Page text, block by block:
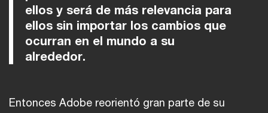
ellos y será de más relevancia para
ellos sin importar los cambios que
ocurran en el mundo a su
alrededor.
Entonces Adobe reorientó gran parte de su